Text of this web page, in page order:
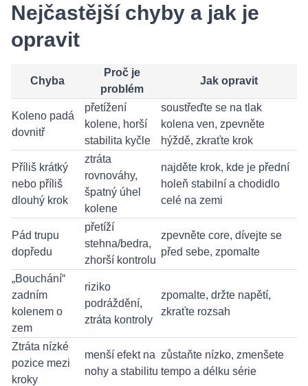
Nejčastější chyby a jak je
opravit
Chyba
Proč je
problém
Jak opravit
Koleno padá
dovnitř
přetížení
kolene, horší
stabilita kyčle
soustřeďte se na tlak
kolena ven, zpevněte
hýždě, zkraťte krok
Příliš krátký
nebo příliš
dlouhý krok
ztráta
rovnováhy,
špatný úhel
kolene
najděte krok, kde je přední
holeň stabilní a chodidlo
celé na zemi
Pád trupu
dopředu
přetíží
stehna/bedra,
zhorší kontrolu
zpevněte core, dívejte se
před sebe, zpomalte
„Bouchání“
zadním
kolenem o
zem
riziko
podráždění,
ztráta kontroly
zpomalte, držte napětí,
zkraťte rozsah
Ztráta nízké
pozice mezi
kroky
menší efekt na
nohy a stabilitu
zůstaňte nízko, zmenšete
tempo a délku série